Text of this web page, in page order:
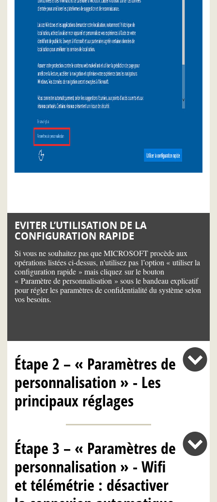
EVITER L’UTILISATION DE LA
CONFIGURATION RAPIDE
Si vous ne souhaitez pas que MICROSOFT procède aux
opérations listées ci-dessus, n'utilisez pas l’option « utiliser la
configuration rapide » mais cliquez sur le bouton
« Paramètre de personnalisation » sous le bandeau explicatif
pour régler les paramètres de confidentialité du système selon
vos besoins.
Étape 2 – « Paramètres de
personnalisation » - Les
principaux réglages
Étape 3 – « Paramètres de
personnalisation » - Wifi
et télémétrie : désactiver